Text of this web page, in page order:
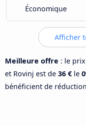
Économique
Afficher
Meilleure offre : le
et Rovinj est de 36 € le
bénéficient de